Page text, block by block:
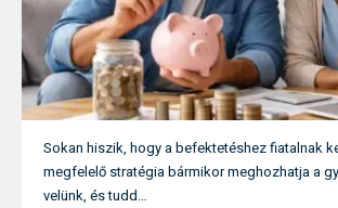
Sokan hiszik, hogy a befektetéshez fiatalnak
megfelelő stratégia bármikor meghozhatja a
velünk, és tudd…